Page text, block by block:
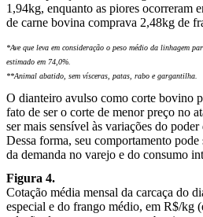
1,94kg, enquanto as piores ocorreram
de carne bovina comprava 2,48kg de
*Ave que leva em consideração o peso médio da linhagem
estimado em 74,0%.
**Animal abatido, sem vísceras, patas, rabo e gargantilha.
O dianteiro avulso como corte bovino
fato de ser o corte de menor preço no
ser mais sensível às variações do
Dessa forma, seu comportamento
da demanda no varejo e do consumo
Figura 4.
Cotação média mensal da carcaça do
especial e do frango médio, em R$/kg